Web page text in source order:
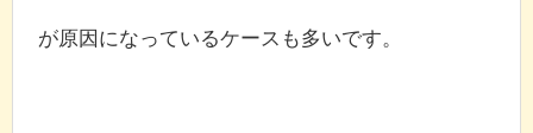
が原因になっているケースも多いです。